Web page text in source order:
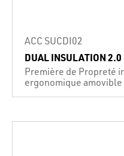
ACC SUCDI02
DUAL INSULATION 2.0
Première de Propreté
ergonomique amovible